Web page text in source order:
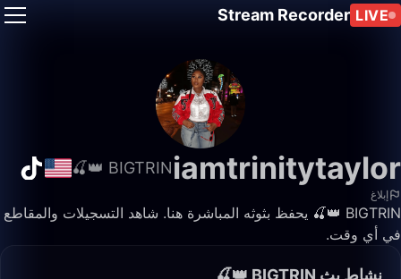
LIVE
Stream Recorder
iamtrinitytaylor
BIGTRIN 👑🍒
إبلاغ
BIGTRIN 👑🍒 يحفظ بثوثه المباشرة هنا. شاهد التسجيلات والمقاطع
في أي وقت.
نشاط بث BIGTRIN 👑🍒